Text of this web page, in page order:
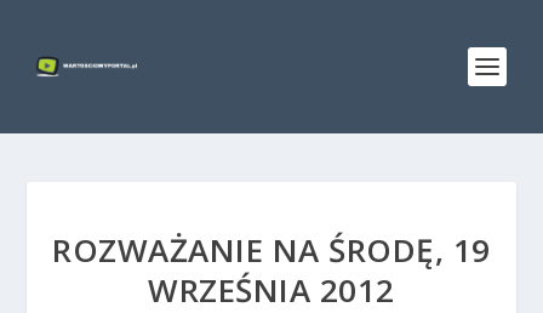
ROZWAŻANIE NA ŚRODĘ, 19
WRZEŚNIA 2012